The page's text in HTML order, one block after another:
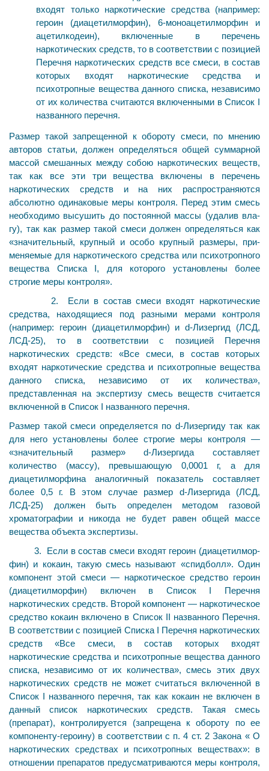
входят только наркотические средства (например:
героин (диацетилморфин), 6-моноацетилморфин и
ацетилко­деин), включенные в перечень
наркотических средств, то в соответствии с позицией
Перечня наркотических средств все смеси, в состав
которых входят наркотические средства и
психотропные вещества данного списка, не­зависимо
от их количества считаются включенными в Список I
названного перечня.
Размер такой запрещенной к обороту смеси, по мне­нию
авторов статьи, должен определяться общей сум­марной
массой смешанных между собою наркотических веществ,
так как все эти три вещества включены в пере­чень
наркотических средств и на них распространяются
абсолютно одинаковые меры контроля. Перед этим смесь
необходимо высушить до постоянной массы (удалив вла­
гу), так как размер такой смеси должен определяться как
«значительный, крупный и особо крупный размеры, при­
меняемые для наркотического средства или психотропного
вещества Списка I, для которого установлены бо­лее
строгие меры контроля».
2. Если в состав смеси входят наркотические
средства, находящиеся под разными мерами контроля
(например: героин (диацетилморфин) и d-Лизергид (ЛСД,
ЛСД-25), то в соответствии с позицией Перечня
наркотических средств: «Все смеси, в состав которых
входят наркоти­ческие средства и психотропные вещества
данного спис­ка, независимо от их количества»,
представленная на экспертизу смесь веществ считается
включенной в Список I названного перечня.
Размер такой смеси определяется по d-Лизергиду так как
для него установлены более строгие меры контроля —
«значительный размер» d-Лизергида составляет
количество (массу), превышающую 0,0001 г, а для
диацетилморфина аналогичный показатель составляет
более 0,5 г. В этом случае размер d-Лизергида (ЛСД,
ЛСД-25) должен быть определен методом газовой
хроматографии и никогда не бу­дет равен общей массе
вещества объекта экспертизы.
3. Если в состав смеси входят героин (диацетилмор­
фин) и кокаин, такую смесь называют «спидболл». Один
компонент этой смеси — наркотическое средство героин
(диацетилморфин) включен в Список I Перечня
наркотических средств. Второй компонент — наркотическое
средство кокаин включено в Список II названного Перечня.
В соответствии с позицией Списка I Перечня наркотических
средств «Все смеси, в состав которых вхо­дят
наркотические средства и психотропные вещества данного
списка, независимо от их количества», смесь этих двух
наркотических средств не может считаться включенной в
Список I названного перечня, так как ко­каин не включен в
данный список наркотических средств. Такая смесь
(препарат), контролируется (запрещена к обороту по ее
компоненту-героину) в соответствии с п. 4 ст. 2 Закона « О
наркотических средствах и психотропных веществах»: в
отношении препаратов предусматри­ваются меры контроля,